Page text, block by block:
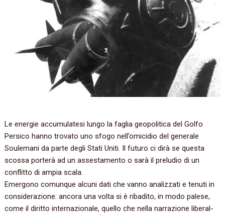
Le energie accumulatesi lungo la faglia geopolitica del Golfo
Persico hanno trovato uno sfogo nell’omicidio del generale
Soulemani da parte degli Stati Uniti. Il futuro ci dirà se questa
scossa porterà ad un assestamento o sarà il preludio di un
conflitto di ampia scala.
Emergono comunque alcuni dati che vanno analizzati e tenuti in
considerazione: ancora una volta si è ribadito, in modo palese,
come il diritto internazionale, quello che nella narrazione liberal-